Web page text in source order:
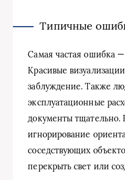
Типичные
Самая частая ошибка
Красивые
заблуждение. Также
эксплуатационные
документы
игнорирование
соседствующих
перекрыть свет или